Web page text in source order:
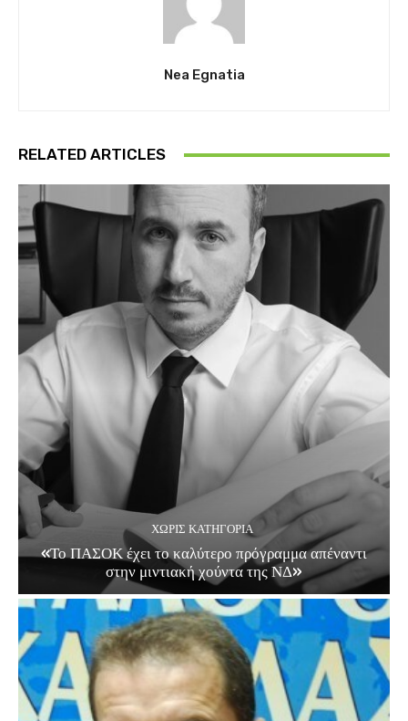
Nea Egnatia
RELATED ARTICLES
ΧΩΡΊΣ ΚΑΤΗΓΟΡΊΑ
«Το ΠΑΣΟΚ έχει το καλύτερο πρόγραμμα απέναντι
στην μιντιακή χούντα της ΝΔ»